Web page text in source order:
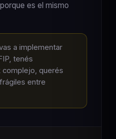
es el mismo
a implementar
tenés
querés
entre